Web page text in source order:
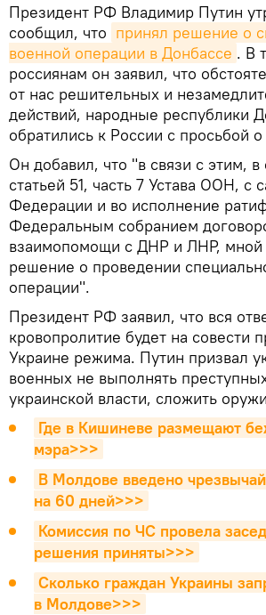
Президент РФ Владимир Путин
сообщил, что принял решение о
военной операции в Донбассе . В
россиянам он заявил, что
от нас решительных и
действий, народные республики
обратились к России с просьбой
Он добавил, что "в связи с этим, в
статьей 51, часть 7 Устава ООН, с
Федерации и во исполнение
Федеральным собранием
взаимопомощи с ДНР и ЛНР, мной
решение о проведении
операции".
Президент РФ заявил, что вся
кровопролитие будет на совести
Украине режима. Путин призвал
военных не выполнять
украинской власти, сложить
Где в Кишиневе размещают
мэра>>>
В Молдове введено
на 60 дней>>>
Комиссия по ЧС провела
решения приняты>>>
Сколько граждан Украины
в Молдове>>>